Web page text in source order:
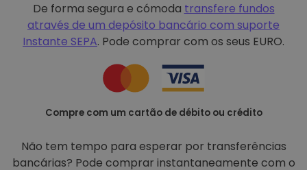
De forma segura e cómoda transfere fundos
através de um depósito bancário com suporte
Instante SEPA. Pode comprar com os seus EURO.
Compre com um cartão de débito ou crédito
Não tem tempo para esperar por transferências
bancárias? Pode comprar instantaneamente com o